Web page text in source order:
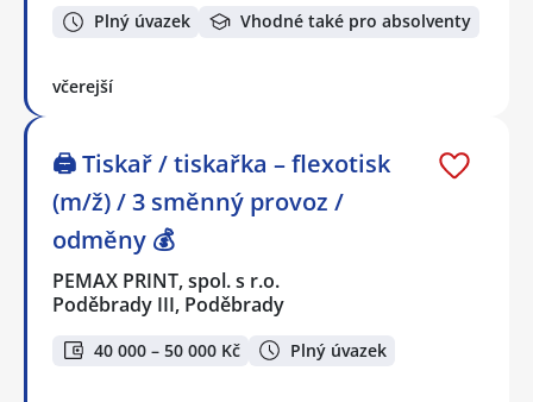
Plný úvazek Vhodné také pro absolventy
včerejší
🖨️ Tiskař / tiskařka – flexotisk
(m/ž) / 3 směnný provoz /
odměny 💰
PEMAX PRINT, spol. s r.o.
Poděbrady III, Poděbrady
40 000 – 50 000 Kč Plný úvazek